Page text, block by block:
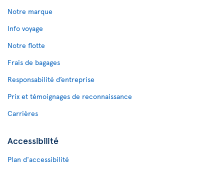
Notre marque
Info voyage
Notre flotte
Frais de bagages
Responsabilité d’entreprise
Prix et témoignages de reconnaissance
Carrières
Accessibilité
Plan d'accessibilité